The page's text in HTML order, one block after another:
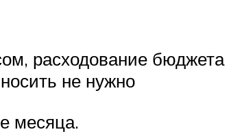
расходование бюджета
не нужно
месяца.